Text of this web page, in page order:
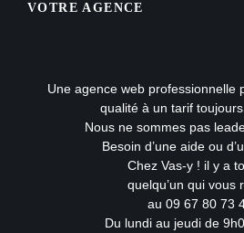
VOTRE AGENCE
Une agence web professionnelle
qualité à un tarif
Nous ne sommes pas
Besoin d’une aide ou
Chez Vas-y ! il y a
quelqu’un qui vous
au 09 67 80 73
Du lundi au jeudi de